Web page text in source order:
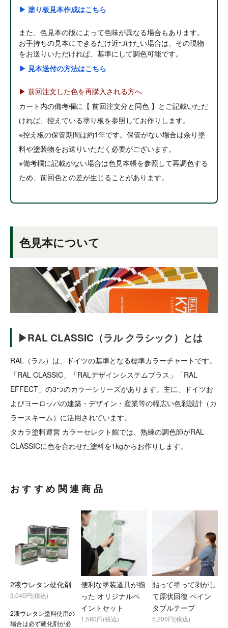
▶ 塗り板見本作成はこちら
また、色見本の版によって色味が異なる場合もあります。
お手持ちの見本にできるだけ近づけたい場合は、その現物
をお送りいただければ、基準にして調色可能です。
▶ 見本送付の方法はこちら
▶ 前回注文した色を再購入される方へ
カート内の備考欄に【 前回注文分と同色 】とご記載いただ
ければ、控えている塗り板を参照してお作りします。
※控え板の保管期間は約1年です。保管がない場合は余り塗
料や塗装物をお送りいただく必要がございます。
※備考欄に記載がない場合は色見本帳を参照して再調色する
ため、前回色との差が生じることがあります。
色見本について
▶RAL CLASSIC（ラル クラシック）とは
RAL（ラル）は、ドイツの基準となる標準カラーチャートです。
「RAL CLASSIC」「RALデザインシステムプラス」「RAL
EFFECT」の3つのカラーシリーズがあります。主に、ドイツお
よびヨーロッパの建築・デザイン・産業等の幅広い色彩設計（カ
ラースキーム）に活用されています。
タカラ塗料運営 カラーセレクト館では、熟練の調色師がRAL
CLASSICに色を合わせた塗料を1kgからお作りします。
おすすめ関連商品
2液ウレタン硬化剤
3,040円(税込)
2液ウレタン塗料使用の
場合は必ず硬化剤が必
便利な塗装道具が揃
った オリジナルペ
イントセット
1,580円(税込)
貼って塗って剥がし
て原状回復 ペイン
タブルテープ
5,200円(税込)